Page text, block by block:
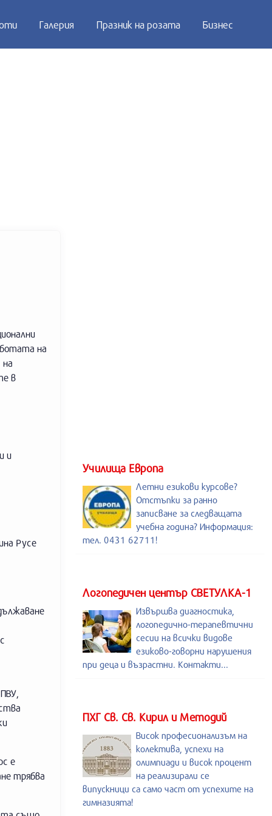
Галерия Празник на розата Бизнес
на
в
и
Русе
е
трябва
Училища Европа
Летни езикови курсове?
Отстъпки за ранно
записване за следващата
учебна година? Информация:
тел. 0431 62711!
Логопедичен център СВЕТУЛКА-1
Извършва диагностика,
логопедично-терапевтични
сесии на всички видове
езиково-говорни нарушения
при деца и възрастни. Контакти...
ПХГ Св. Св. Кирил и Методий
Висок професионализъм на
колектива, успехи на
олимпиади и висок процент
на реализирали се
випускници са само част от успехите на
гимназията!